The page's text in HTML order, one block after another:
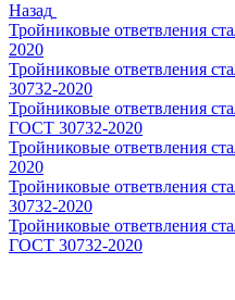
Назад
Тройниковые ответвления
2020
Тройниковые ответвления
30732-2020
Тройниковые ответвления
ГОСТ 30732-2020
Тройниковые ответвления
2020
Тройниковые ответвления
30732-2020
Тройниковые ответвления
ГОСТ 30732-2020